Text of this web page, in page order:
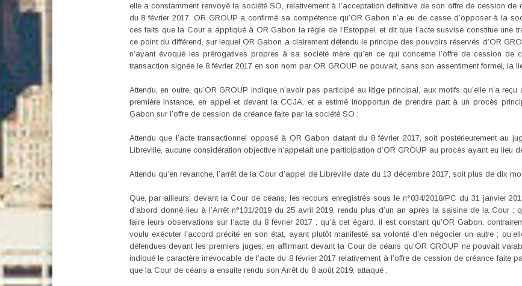
elle a constamment renvoyé la société SO, relativement à l’acceptation définitive de son offre de cession de
du 8 février 2017, OR GROUP a confirmé sa compétence qu’OR Gabon n’a eu de cesse d’opposer à la
ces faits que la Cour a appliqué à OR Gabon la règle de l’Estoppel, et dit que l’acte susvisé constitue une
ce point du différend, sur lequel OR Gabon a clairement défendu le principe des pouvoirs réservés d’OR
n’ayant évoqué les prérogatives propres à sa société mère qu’en ce qui concerne l’offre de cession de
transaction signée le 8 février 2017 en son nom par OR GROUP ne pouvait, sans son assentiment formel, la
Attendu, en outre, qu’OR GROUP indique n’avoir pas participé au litige principal, aux motifs qu’elle n’a
première instance, en appel et devant la CCJA, et a estimé inopportun de prendre part à un procès
Gabon sur l’offre de cession de créance faite par la société SO ;
Attendu que l’acte transactionnel opposé à OR Gabon datant du 8 février 2017, soit postérieurement au
Libreville, aucune considération objective n’appelait une participation d’OR GROUP au procès ayant eu lieu
Attendu qu’en revanche, l’arrêt de la Cour d’appel de Libreville date du 13 décembre 2017, soit plus de dix
Que, par ailleurs, devant la Cour de céans, les recours enregistrés sous le n°034/2018/PC du 31 janvier
d’abord donné lieu à l’Arrêt n°131/2019 du 25 avril 2019, rendu plus d’un an après la saisine de la Cour ;
faire leurs observations sur l’acte du 8 février 2017 ; qu’à cet égard, il est constant qu’OR Gabon,
voulu exécuter l’accord précité en son état, ayant plutôt manifesté sa volonté d’en négocier un autre ;
défendues devant les premiers juges, en affirmant devant la Cour de céans qu’OR GROUP ne pouvait
indiqué le caractère irrévocable de l’acte du 8 février 2017 relativement à l’offre de cession de créance faite
que la Cour de céans a ensuite rendu son Arrêt du 8 août 2019, attaqué ;